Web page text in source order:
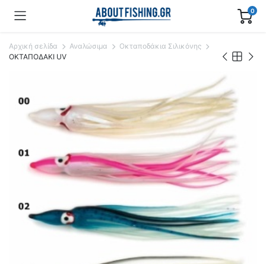
0
Αρχική σελίδα Αναλώσιμα
Οκταποδάκια Σιλικόνης
ΟΚΤΑΠΟΔΑΚΙ UV